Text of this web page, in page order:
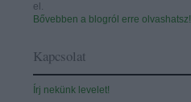
el.
Bővebben a blogról erre olvashatsz!
Kapcsolat
Írj nekünk levelet!